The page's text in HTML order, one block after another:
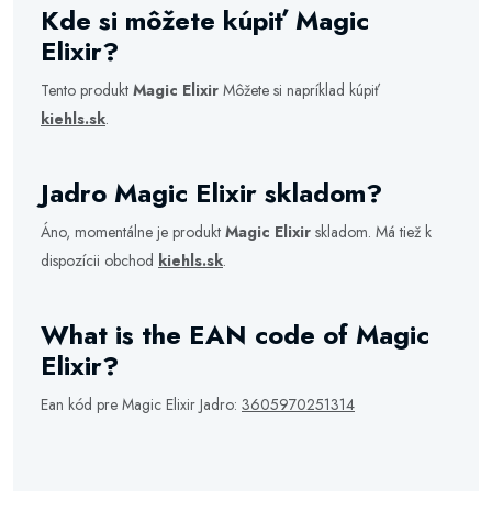
Kde si môžete kúpiť Magic
Elixir?
Tento produkt Magic Elixir Môžete si napríklad kúpiť
kiehls.sk.
Jadro Magic Elixir skladom?
Áno, momentálne je produkt Magic Elixir skladom. Má tiež k
dispozícii obchod kiehls.sk.
What is the EAN code of Magic
Elixir?
Ean kód pre Magic Elixir Jadro: 3605970251314